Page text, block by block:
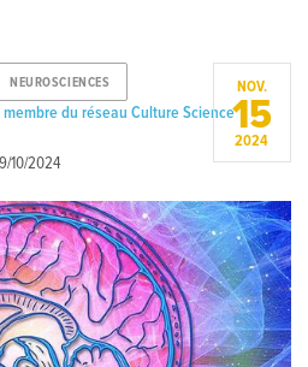
NEUROSCIENCES
membre du réseau Culture Science
10/2024
NOV.
15
2024